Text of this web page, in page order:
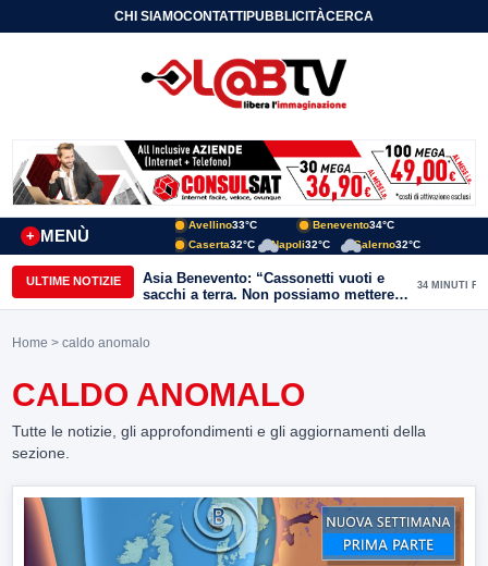
CHI SIAMOCONTATTIPUBBLICITÀCERCA
MENÙ
+
Avellino33°C Benevento34°C
Caserta32°C Napoli32°C Salerno32°C
ULTIME NOTIZIE
Asia Benevento: “Cassonetti vuoti e
sacchi a terra. Non possiamo mettere
una toppa alla mancanza di rispetto”
34 MINUTI FA
Home > caldo anomalo
CALDO ANOMALO
Tutte le notizie, gli approfondimenti e gli aggiornamenti della
sezione.